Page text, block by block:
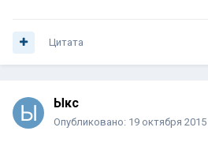
Цитата
Ыкс
Опубликовано: 19 октября 2015